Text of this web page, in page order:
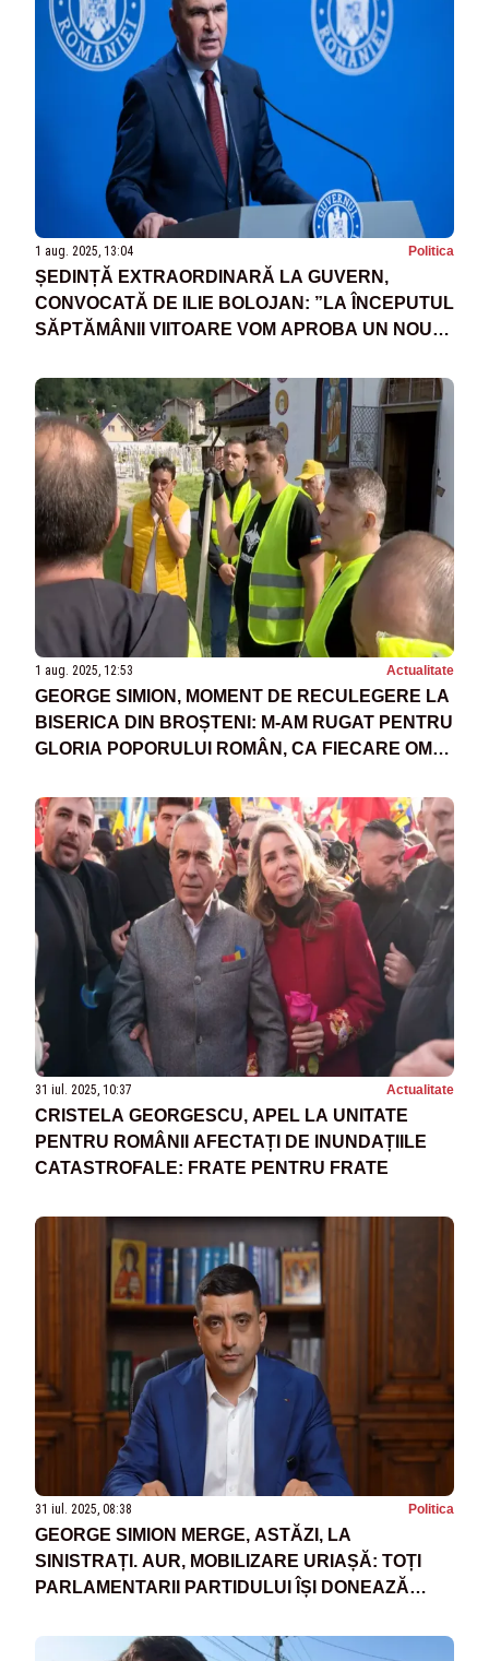
1 aug. 2025, 13:04 Politica
ȘEDINȚĂ EXTRAORDINARĂ LA GUVERN,
CONVOCATĂ DE ILIE BOLOJAN: ”LA ÎNCEPUTUL
SĂPTĂMÂNII VIITOARE VOM APROBA UN NOU
CETĂȚENI SĂ ÎȘI REFACĂ CASELE”
1 aug. 2025, 12:53 Actualitate
GEORGE SIMION, MOMENT DE RECULEGERE LA
BISERICA DIN BROȘTENI: M-AM RUGAT PENTRU
GLORIA POPORULUI ROMÂN, CA FIECARE OM
31 iul. 2025, 10:37 Actualitate
CRISTELA GEORGESCU, APEL LA UNITATE
PENTRU ROMÂNII AFECTAȚI DE INUNDAȚIILE
CATASTROFALE: FRATE PENTRU FRATE
31 iul. 2025, 08:38 Politica
GEORGE SIMION MERGE, ASTĂZI, LA
SINISTRAȚI. AUR, MOBILIZARE URIAȘĂ: TOȚI
PARLAMENTARII PARTIDULUI ÎȘI DONEAZĂ